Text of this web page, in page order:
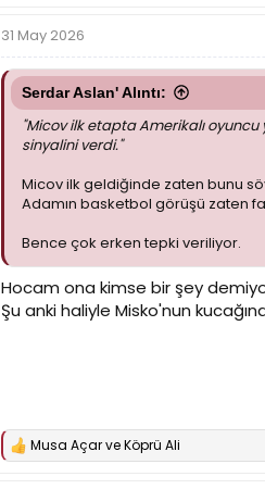
k
i
l
e
r
31 May 2026
Serdar Aslan' Alıntı:
"Micov ilk etapta Amerikalı
sinyalini verdi."
Micov ilk geldiğinde zaten bunu
Adamın basketbol görüşü zaten
Bence çok erken tepki veriliyor.
Hocam ona kimse bir şey
Şu anki haliyle Misko'nun
T
Musa AçarveKöprü Ali